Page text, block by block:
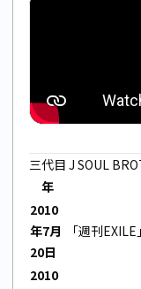
三代目 J SOUL
年
2010
年7月
20日
「週刊
2010